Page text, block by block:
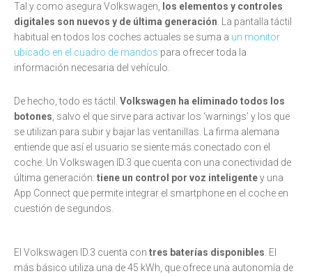
Tal y como asegura Volkswagen,
los elementos y controles
digitales son nuevos y de última generación . La pantalla táctil
habitual en todos los coches actuales se suma a un monitor
ubicado en el cuadro de mandos para ofrecer toda la
información necesaria del vehículo.
De hecho, todo es táctil. Volkswagen ha eliminado todos los
botones , salvo el que sirve para activar los ‘warnings’ y los que
se utilizan para subir y bajar las ventanillas. La firma alemana
entiende que así el usuario se siente más conectado con el
coche. Un Volkswagen ID.3 que cuenta con una conectividad de
última generación: tiene un control por voz inteligentey una
App Connect que permite integrar el smartphone en el coche en
cuestión de segundos.
El Volkswagen ID.3 cuenta con tres baterías disponibles . El
más básico utiliza una de 45 kWh, que ofrece una autonomía de